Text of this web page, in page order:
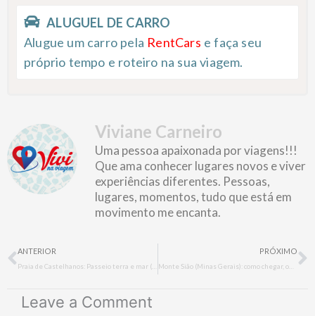
ALUGUEL DE CARRO
Alugue um carro pela RentCars e faça seu
próprio tempo e roteiro na sua viagem.
Viviane Carneiro
Uma pessoa apaixonada por viagens!!!
Que ama conhecer lugares novos e viver
experiências diferentes. Pessoas,
lugares, momentos, tudo que está em
movimento me encanta.
Prev
ANTERIOR
Praia de Castelhanos: Passeio terra e mar (Ilhabela)
PRÓXIMO
Monte Sião (Minas Gerais): como chegar, onde ficar, o que fazer e onde comer
Leave a Comment